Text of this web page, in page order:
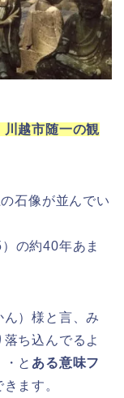
川越市随一の観
石像が並んでい
の約40年あま
）様と言、み
ち込んでるよ
と ある意味フ
ます。